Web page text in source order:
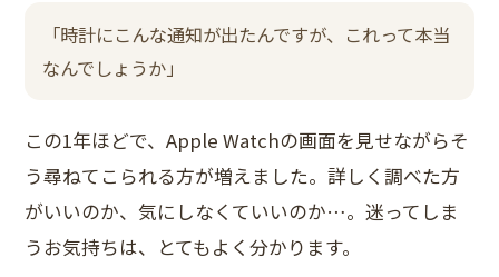
「時計にこんな通知が出たんですが、これって本当
なんでしょうか」
この1年ほどで、Apple Watchの画面を見せながらそ
う尋ねてこられる方が増えました。詳しく調べた方
がいいのか、気にしなくていいのか…。迷ってしま
うお気持ちは、とてもよく分かります。